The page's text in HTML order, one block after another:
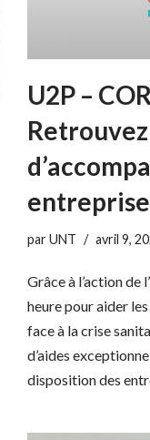
U2P –
parUNT avril 9,
Grâce à l’action de
heure pour aider
face à la crise
d’aides
disposition des